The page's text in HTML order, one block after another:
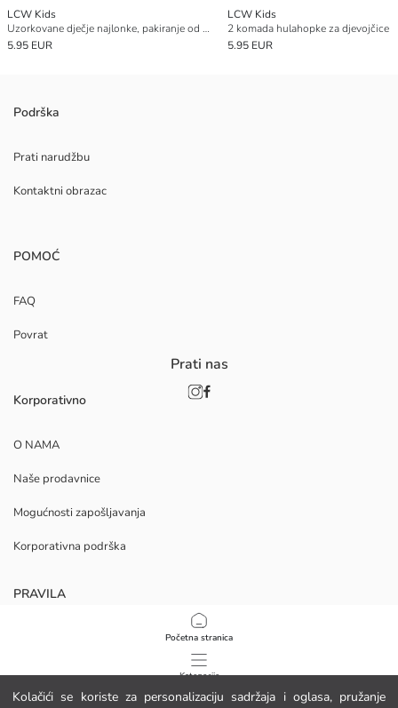
Kolačići se koriste za personalizaciju sadržaja i oglasa, pružanje
Početna stranica
Kategorije
LCW Kids
Uzorkovane dječje najlonke, pakiranje od 2 komada
5.95 EUR
LCW Kids
2 komada hulahopke za djevojčice
5.95 EUR
Podrška
Prati narudžbu
Kontaktni obrazac
POMOĆ
FAQ
Povrat
Korporativno
O NAMA
Naše prodavnice
Mogućnosti zapošljavanja
Korporativna podrška
PRAVILA
Politika privatnosti i sigurnosti podataka
Uvjeti korištenja
Prati nas